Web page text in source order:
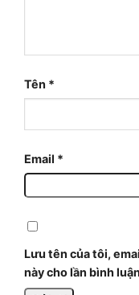
Tên *
Email *
Lưu tên của tôi,
này cho lần bình